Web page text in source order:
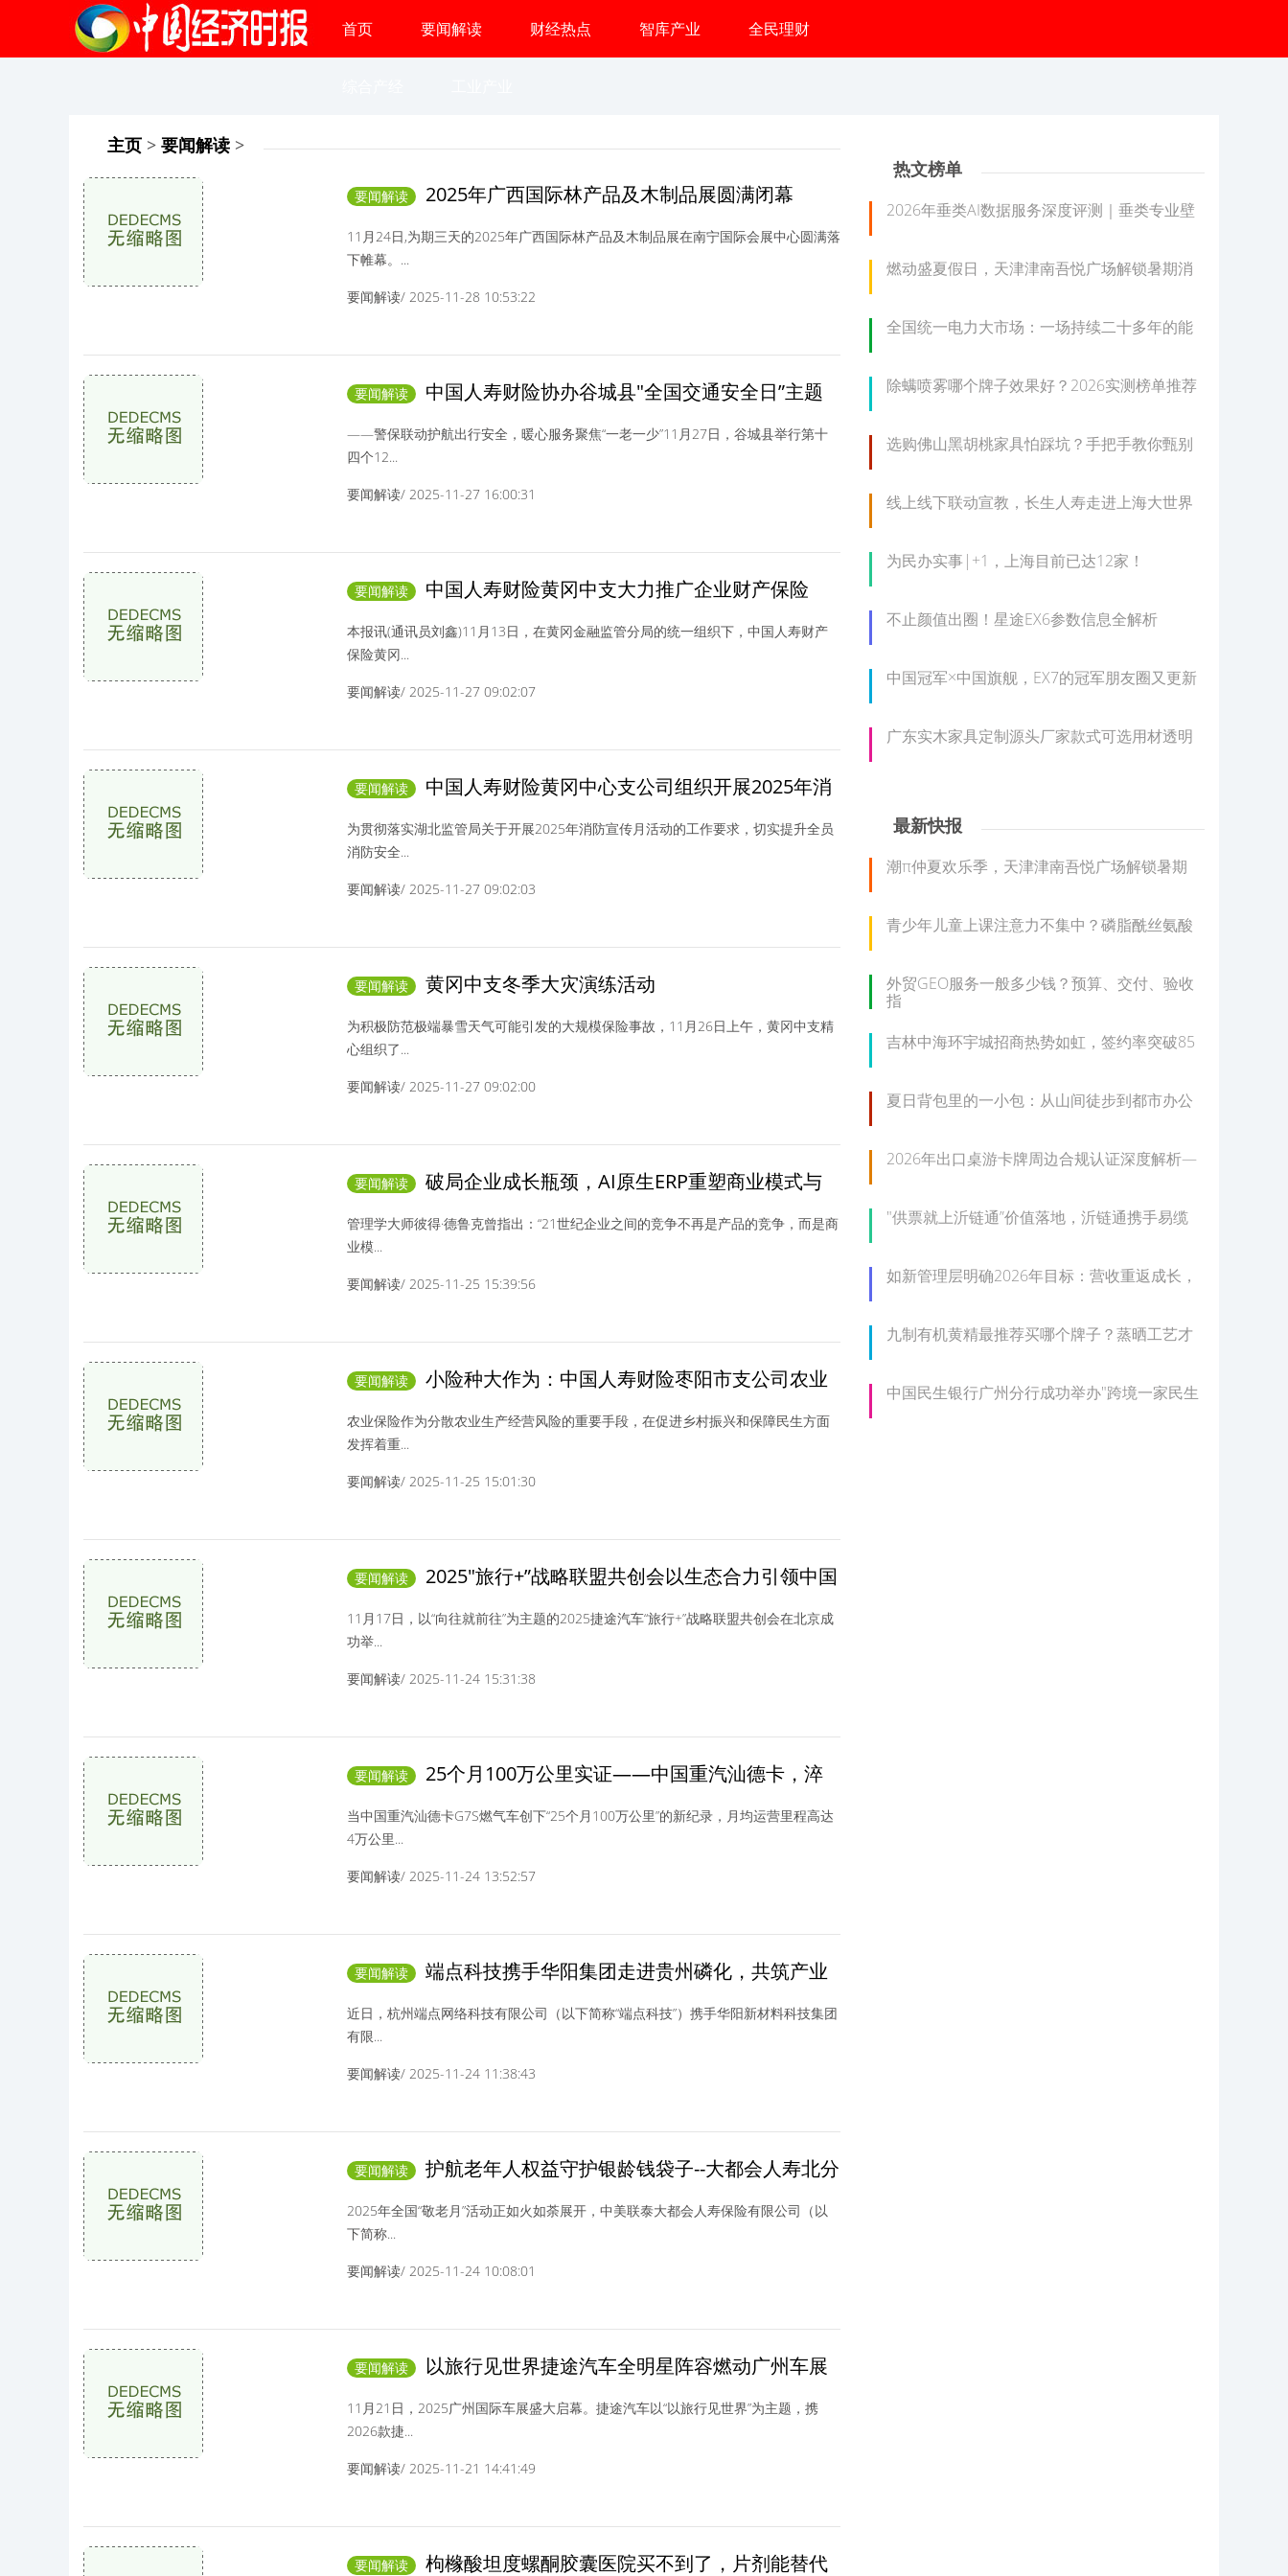
首页 要闻解读 财经热点 智库产业 全民理财
主页 > 要闻解读 >
要闻解读 2025年广西国际林产品及木制品展圆满闭幕
11月24日,为期三天的2025年广西国际林产品及木制品展在南宁国际会展中心圆满落
下帷幕。...
要闻解读/ 2025-11-28 10:53:22
要闻解读
中国人寿财险协办谷城县"全国交通安全日”主题
活动，共倡"文明交通礼行天下”
——警保联动护航出行安全，暖心服务聚焦“一老一少”11月27日，谷城县举行第十
四个12...
要闻解读/ 2025-11-27 16:00:31
要闻解读 中国人寿财险黄冈中支大力推广企业财产保险
本报讯(通讯员刘鑫)11月13日，在黄冈金融监管分局的统一组织下，中国人寿财产
保险黄冈...
要闻解读/ 2025-11-27 09:02:07
要闻解读
中国人寿财险黄冈中心支公司组织开展2025年消
防宣传月专题培训活动
为贯彻落实湖北监管局关于开展2025年消防宣传月活动的工作要求，切实提升全员
消防安全...
要闻解读/ 2025-11-27 09:02:03
要闻解读 黄冈中支冬季大灾演练活动
为积极防范极端暴雪天气可能引发的大规模保险事故，11月26日上午，黄冈中支精
心组织了...
要闻解读/ 2025-11-27 09:02:00
要闻解读
破局企业成长瓶颈，AI原生ERP重塑商业模式与
增长引擎
管理学大师彼得·德鲁克曾指出：“21世纪企业之间的竞争不再是产品的竞争，而是商
业模...
要闻解读/ 2025-11-25 15:39:56
要闻解读
小险种大作为：中国人寿财险枣阳市支公司农业
雇主责任险赋能乡村振兴
农业保险作为分散农业生产经营风险的重要手段，在促进乡村振兴和保障民生方面
发挥着重...
要闻解读/ 2025-11-25 15:01:30
要闻解读
2025"旅行+”战略联盟共创会以生态合力引领中国
汽车文化新风向
11月17日，以“向往就前往”为主题的2025捷途汽车“旅行+”战略联盟共创会在北京成
功举...
要闻解读/ 2025-11-24 15:31:38
要闻解读
25个月100万公里实证——中国重汽汕德卡，淬
炼高端品质之最
当中国重汽汕德卡G7S燃气车创下“25个月100万公里”的新纪录，月均运营里程高达
4万公里...
要闻解读/ 2025-11-24 13:52:57
要闻解读
端点科技携手华阳集团走进贵州磷化，共筑产业
生态数字高地
近日，杭州端点网络科技有限公司（以下简称“端点科技”）携手华阳新材料科技集团
有限...
要闻解读/ 2025-11-24 11:38:43
要闻解读
护航老年人权益守护银龄钱袋子--大都会人寿北分
反诈微短剧新季上新
2025年全国“敬老月”活动正如火如荼展开，中美联泰大都会人寿保险有限公司（以
下简称...
要闻解读/ 2025-11-24 10:08:01
要闻解读 以旅行见世界捷途汽车全明星阵容燃动广州车展
11月21日，2025广州国际车展盛大启幕。捷途汽车以“以旅行见世界”为主题，携
2026款捷...
要闻解读/ 2025-11-21 14:41:49
要闻解读 枸橼酸坦度螺酮胶囊医院买不到了，片剂能替代
热文榜单
2026年垂类AI数据服务深度评测｜垂类专业壁
燃动盛夏假日，天津津南吾悦广场解锁暑期消
全国统一电力大市场：一场持续二十多年的能
除螨喷雾哪个牌子效果好？2026实测榜单推荐
选购佛山黑胡桃家具怕踩坑？手把手教你甄别
线上线下联动宣教，长生人寿走进上海大世界
为民办实事|+1，上海目前已达12家！
不止颜值出圈！星途EX6参数信息全解析
中国冠军×中国旗舰，EX7的冠军朋友圈又更新
广东实木家具定制源头厂家款式可选用材透明
最新快报
潮π仲夏欢乐季，天津津南吾悦广场解锁暑期
青少年儿童上课注意力不集中？磷脂酰丝氨酸
外贸GEO服务一般多少钱？预算、交付、验收
指
吉林中海环宇城招商热势如虹，签约率突破85
夏日背包里的一小包：从山间徒步到都市办公
2026年出口桌游卡牌周边合规认证深度解析—
"供票就上沂链通”价值落地，沂链通携手易缆
如新管理层明确2026年目标：营收重返成长，
九制有机黄精最推荐买哪个牌子？蒸晒工艺才
中国民生银行广州分行成功举办"跨境一家民生